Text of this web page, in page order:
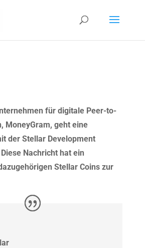
für digitale Peer-to-
MoneyGram, geht eine
der Stellar Development
Nachricht hat ein
Stellar Coins zur